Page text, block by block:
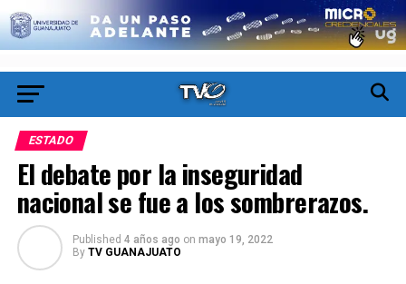
ESTADO
El debate por la inseguridad
nacional se fue a los sombrerazos.
Published 4 años ago on mayo 19, 2022
By TV GUANAJUATO